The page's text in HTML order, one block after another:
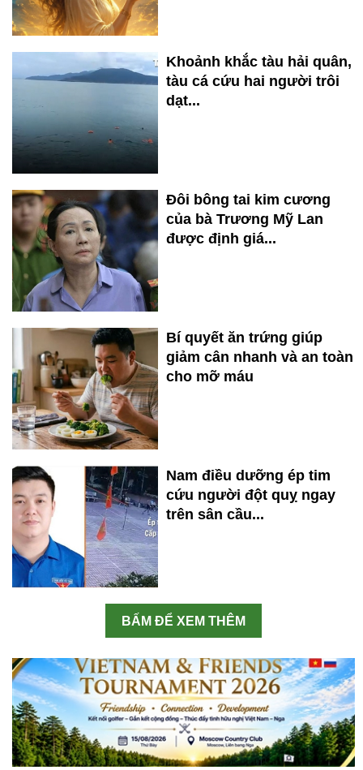
Khoảnh khắc tàu hải quân,
tàu cá cứu hai người trôi
dạt...
Đôi bông tai kim cương
của bà Trương Mỹ Lan
được định giá...
Bí quyết ăn trứng giúp
giảm cân nhanh và an toàn
cho mỡ máu
Nam điều dưỡng ép tim
cứu người đột quỵ ngay
trên sân cầu...
BẤM ĐỂ XEM THÊM